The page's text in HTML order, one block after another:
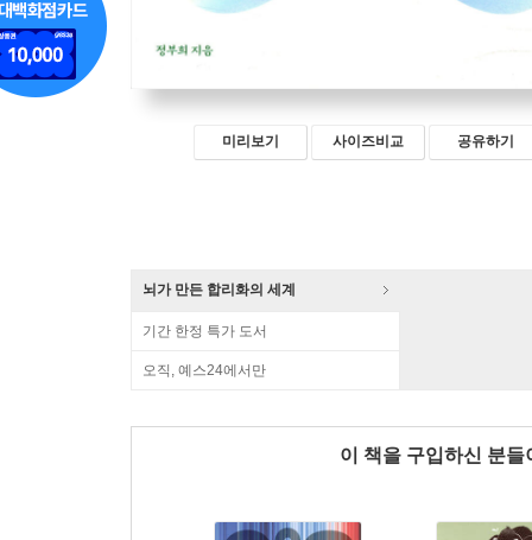
미리보기 사이즈비교 공유하기
뇌가 만든 합리화의 세계
기간 한정 특가 도서
오직, 예스24에서만
이 책을 구입하신 분